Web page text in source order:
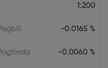
1:200
-0.0165 %
-0.0060 %